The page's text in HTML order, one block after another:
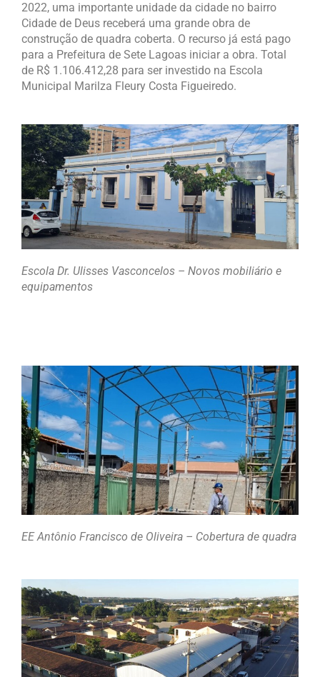
2022, uma importante unidade da cidade no bairro
Cidade de Deus receberá uma grande obra de
construção de quadra coberta. O recurso já está pago
para a Prefeitura de Sete Lagoas iniciar a obra. Total
de R$ 1.106.412,28 para ser investido na Escola
Municipal Marilza Fleury Costa Figueiredo.
Escola Dr. Ulisses Vasconcelos – Novos mobiliário e
equipamentos
EE Antônio Francisco de Oliveira – Cobertura de quadra